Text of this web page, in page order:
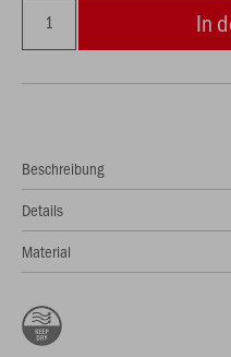
In
Beschreibung
Details
Material